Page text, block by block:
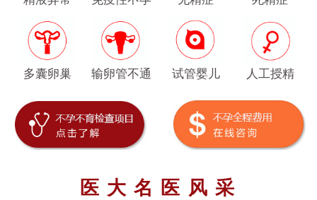
多囊卵巢 输卵管不通 试管婴儿 人工授精
医大名医风采